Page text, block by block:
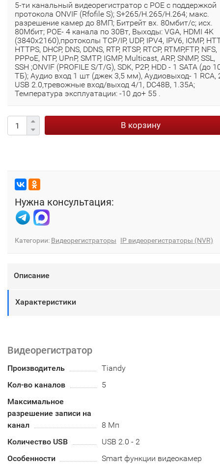
5-ти канальный видеорегистратор с POE с поддержкой
протокола ONVIF (Rfofile S); S+265/H.265/H.264; макс.
разрешение камер до 8МП; Битрейт вх. 80мбит/с; исх.
80Мбит; POE- 4 канала по 30Вт, Выходы: VGA, HDMI 4K
(3840x2160),протоколы TCP/IP, UDP, IPV4, IPV6, ICMP,
HTTPS, DHCP, DNS, DDNS, RTP, RTSP, RTCP, RTMP,FTP, NFS,
PPPoE, NTP, UPnP, SMTP, IGMP, Multicast, ARP, SNMP, SSL,
SSH ;ONVIF (PROFILE S/T/G), SDK, P2P, HDD - 1 SATA (до
ТБ); Аудио вход 1 шт (джек 3,5 мм), Аудиовыход- 1 RCA,
USB 2.0,тревожные вход/выход 4/1, DC48В, 1.35A;
Температура эксплуатации: -10 до+ 55 .
В корзину
Нужна консультация:
Категории: Видеорегистраторы IP видеорегистраторы (NVR)
Описание
Характеристики
Видеорегистратор
Производитель
Tiandy
Кол-во каналов
5
Максимальное
разрешение записи на
канал
8 Мп
Количество USB
USB 2.0 - 2
Особенности
Smart функции видеокамер